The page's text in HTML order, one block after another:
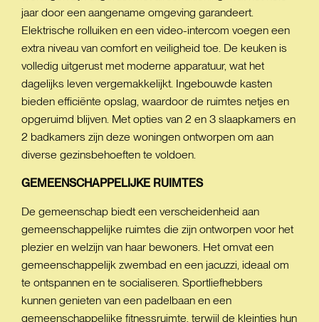
jaar door een aangename omgeving garandeert.
Elektrische rolluiken en een video-intercom voegen een
extra niveau van comfort en veiligheid toe. De keuken is
volledig uitgerust met moderne apparatuur, wat het
dagelijks leven vergemakkelijkt. Ingebouwde kasten
bieden efficiënte opslag, waardoor de ruimtes netjes en
opgeruimd blijven. Met opties van 2 en 3 slaapkamers en
2 badkamers zijn deze woningen ontworpen om aan
diverse gezinsbehoeften te voldoen.
GEMEENSCHAPPELIJKE RUIMTES
De gemeenschap biedt een verscheidenheid aan
gemeenschappelijke ruimtes die zijn ontworpen voor het
plezier en welzijn van haar bewoners. Het omvat een
gemeenschappelijk zwembad en een jacuzzi, ideaal om
te ontspannen en te socialiseren. Sportliefhebbers
kunnen genieten van een padelbaan en een
gemeenschappelijke fitnessruimte, terwijl de kleintjes hun